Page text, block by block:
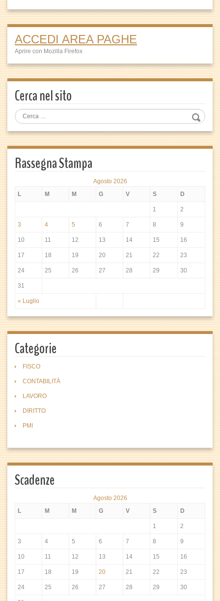
ACCEDI AREA PAGHE
Aprire con Mozilla Firefox
Cerca nel sito
Rassegna Stampa
Agosto 2026
L
M M G V S D
« Luglio
1 2
3 4 5 6 7 8 9
10 11 12 13 14 15 16
17 18 19 20 21 22 23
24 25 26 27 28 29 30
31
Categorie
FISCO
CONTABILITÀ
LAVORO
DIRITTO
PMI
Scadenze
Agosto 2026
L
M M G V S D
1 2
3 4 5 6 7 8 9
10 11 12 13 14 15 16
17 18 19 20 21 22 23
24 25 26 27 28 29 30